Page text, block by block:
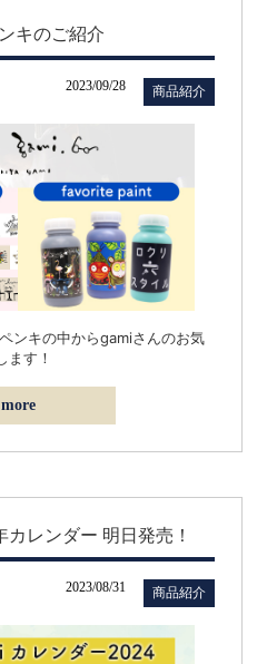
キのご紹介
2023/09/28 商品紹介
ンキの中からgamiさんのお気
ます！
more
カレンダー 明日発売！
2023/08/31 商品紹介